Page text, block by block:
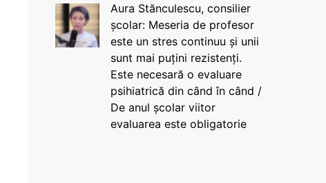
Aura Stănculescu, consilier
școlar: Meseria de profesor
este un stres continuu și unii
sunt mai puțini rezistenți.
Este necesară o evaluare
psihiatrică din când în când /
De anul școlar viitor
evaluarea este obligatorie